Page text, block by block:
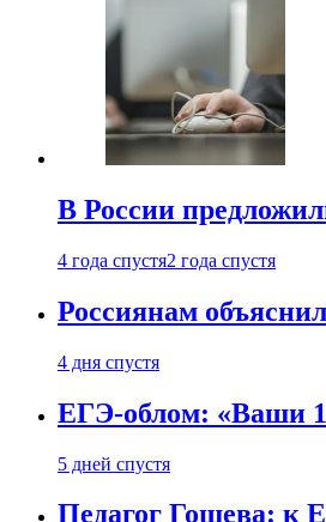
В России
4 года спустя2 года спустя
Россиянам
4 дня спустя
ЕГЭ-облом: «Ваши
5 дней спустя
Педагог Гошева: к